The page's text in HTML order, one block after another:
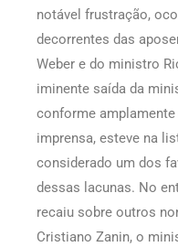
notável frustração,
decorrentes das
Weber e do ministro
iminente saída da
conforme
imprensa, esteve na
considerado um dos
dessas lacunas. No
recaiu sobre outros
Cristiano Zanin, o